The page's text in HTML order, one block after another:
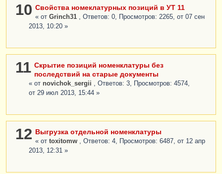
10 Свойства номеклатурных позиций в УТ 11
« от Grinch31
, Ответов: 0, Просмотров: 2265, от 07 сен
2013, 10:20 »
11 Скрытие позиций номенклатуры без
последствий на старые документы
« от novichok_sergii
, Ответов: 3, Просмотров: 4574,
от 29 июл 2013, 15:44 »
12 Выгрузка отдельной номенклатуры
« от toxitomw
, Ответов: 4, Просмотров: 6487, от 12 апр
2013, 12:31 »